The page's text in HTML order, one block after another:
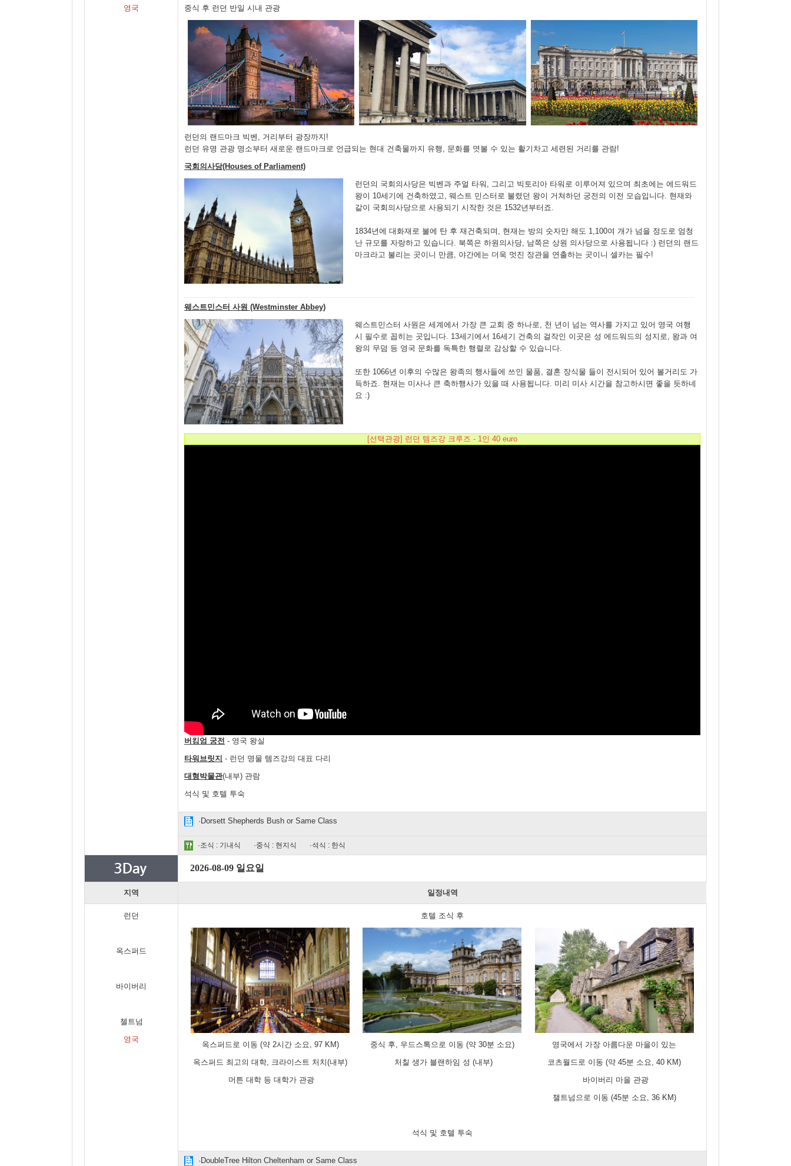
영국
중식 후 런던 반일 시내 관광
런던의 랜드마크 빅벤, 거리부터 광장까지!
런던 유명 관광 명소부터 새로운 랜드마크로 언급되는 현대 건축물까지 유행, 문화를 엿볼 수 있는 활기차고 세련된 거리를 관람!
국회의사당(Houses of Parliament)
런던의 국회의사당은 빅벤과 주얼 타워, 그리고 빅토리아 타워로 이루어져 있으며 최초에는 에드워드
왕이 10세기에 건축하였고, 웨스트 민스터로 불렸던 왕이 거쳐하던 궁전의 이전 모습입니다. 현재와
같이 국회의사당으로 사용되기 시작한 것은 1532년부터죠.
1834년에 대화재로 불에 탄 후 재건축되며, 현재는 방의 숫자만 해도 1,100여 개가 넘을 정도로 엄청
난 규모를 자랑하고 있습니다. 북쪽은 하원의사당, 남쪽은 상원 의사당으로 사용됩니다 :) 런던의 랜드
마크라고 불리는 곳이니 만큼, 야간에는 더욱 멋진 장관을 연출하는 곳이니 셀카는 필수!
웨스트민스터 사원 (Westminster Abbey)
웨스트민스터 사원은 세계에서 가장 큰 교회 중 하나로, 천 년이 넘는 역사를 가지고 있어 영국 여행
시 필수로 꼽히는 곳입니다. 13세기에서 16세기 건축의 걸작인 이곳은 성 에드워드의 성지로, 왕과 여
왕의 무덤 등 영국 문화를 독특한 행렬로 감상할 수 있습니다.
또한 1066년 이후의 수많은 왕족의 행사들에 쓰인 물품, 결혼 장식물 들이 전시되어 있어 볼거리도 가
득하죠. 현재는 미사나 큰 축하행사가 있을 때 사용됩니다. 미리 미사 시간을 참고하시면 좋을 듯하네
요 :)
[선택관광] 런던 템즈강 크루즈 - 1인 40 euro
버킹엄 궁전 - 영국 왕실
타워브릿지 - 런던 명물 템즈강의 대표 다리
대형박물관(내부) 관람
석식 및 호텔 투숙
·Dorsett Shepherds Bush or Same Class
·조식 : 기내식 ·중식 : 현지식 ·석식 : 한식
2026-08-09 일요일
지역 일정내역
런던
옥스퍼드
바이버리
첼트넘
영국
호텔 조식 후
옥스퍼드로 이동 (약 2시간 소요, 97 KM)
옥스퍼드 최고의 대학, 크라이스트 처치(내부)
머튼 대학 등 대학가 관광
중식 후, 우드스톡으로 이동 (약 30분 소요)
처칠 생가 블랜하임 성 (내부)
영국에서 가장 아름다운 마을이 있는
코츠월드로 이동 (약 45분 소요, 40 KM)
바이버리 마을 관광
챌트넘으로 이동 (45분 소요, 36 KM)
석식 및 호텔 투숙
·DoubleTree Hilton Cheltenham or Same Class